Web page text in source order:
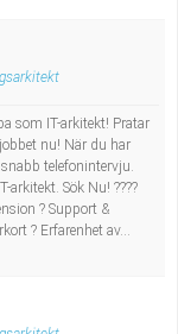
som IT-arkitekt! Pratar
nu! När du har
telefonintervju.
arkitekt. Sök Nu! ????
? Support &
? Erfarenhet av...